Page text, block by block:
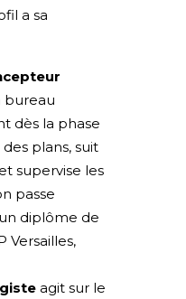
a sa
bureau
dès la phase
plans, suit
supervise les
passe
diplôme de
Versailles,
agit sur le